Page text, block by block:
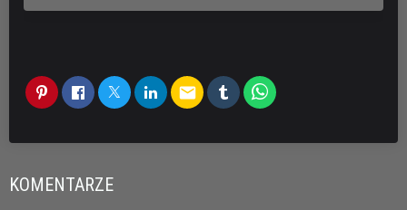
email
KOMENTARZE